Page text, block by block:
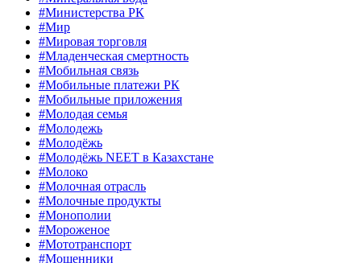
#Министерства РК
#Мир
#Мировая торговля
#Младенческая смертность
#Мобильная связь
#Мобильные платежи РК
#Мобильные приложения
#Молодая семья
#Молодежь
#Молодёжь
#Молодёжь NEET в Казахстане
#Молоко
#Молочная отрасль
#Молочные продукты
#Монополии
#Мороженое
#Мототранспорт
#Мошенники